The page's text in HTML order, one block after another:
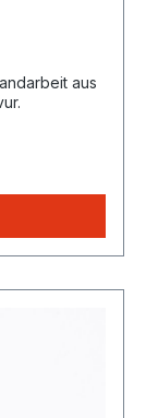
aus